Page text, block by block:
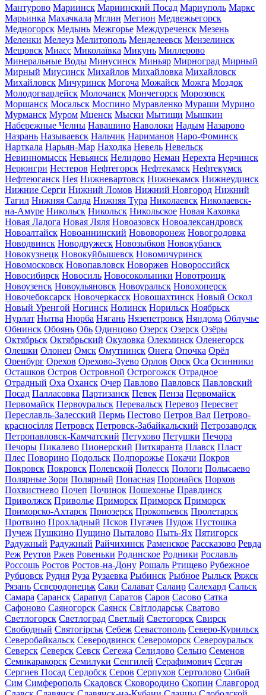
Мантурово Мариинск Мариинский Посад Мариуполь Маркс
Марьинка Махачкала Мглин Мегион Медвежьегорск
Медногорск Медынь Межгорье Междуреченск Мезень
Меленки Мелеуз Мелитополь Менделеевск Мензелинск
Мещовск Миасс Миколаївка Микунь Миллерово
Минеральные Воды Минусинск Миньяр Мирноград Мирный
Мирный Миусинск Михайлов Михайловка Михайловск
Михайловск Мичуринск Могоча Можайск Можга Моздок
Молодогвардейск Молочанск Мончегорск Морозовск
Моршанск Мосальск Моспино Муравленко Мураши Мурино
Мурманск Муром Мценск Мыски Мытищи Мышкин
Набережные Челны Навашино Наволоки Надым Назарово
Назрань Называевск Нальчик Нариманов Наро-Фоминск
Нарткала Нарьян-Мар Находка Невель Невельск
Невинномысск Невьянск Нелидово Неман Нерехта Нерчинск
Нерюнгри Нестеров Нефтегорск Нефтекамск Нефтекумск
Нефтеюганск Нея Нижневартовск Нижнекамск Нижнеудинск
Нижние Серги Нижний Ломов Нижний Новгород Нижний
Тагил Нижняя Салда Нижняя Тура Николаевск Николаевск-
на-Амуре Никольск Никольск Никольское Новая Каховка
Новая Ладога Новая Ляля Новоазовск Новоалександровск
Новоалтайск Новоаннинский Нововоронеж Новогродовка
Новодвинск Новодружеск Новозыбков Новокубанск
Новокузнецк Новокуйбышевск Новомичуринск
Новомосковск Новопавловск Новоржев Новороссийск
Новосибирск Новосиль Новосокольники Новотроицк
Новоузенск Новоульяновск Новоуральск Новохоперск
Новочебоксарск Новочеркасск Новошахтинск Новый Оскол
Новый Уренгой Ногинск Нолинск Норильск Ноябрьск
Нурлат Нытва Нюрба Нягань Нязепетровск Няндома Облучье
Обнинск Обоянь Обь Одинцово Озерск Озерск Озёры
Октябрьск Октябрьский Окуловка Олекминск Оленегорск
Олешки Олонец Омск Омутнинск Онега Опочка Орёл
Оренбург Орехов Орехово-Зуево Орлов Орск Оса Осинники
Осташков Остров Островной Острогожск Отрадное
Отрадный Оха Оханск Очер Павлово Павловск Павловский
Посад Палласовка Партизанск Певек Пенза Первомайск
Первомайск Первоуральск Перевальск Перевоз Пересвет
Переславль-Залесский Пермь Пестово Петров Вал Петрово-
красносілля Петровск Петровск-Забайкальский Петрозаводск
Петропавловск-Камчатский Петухово Петушки Печора
Печоры Пикалево Пионерский Питкяранта Плавск Пласт
Плес Поворино Подольск Подпорожье Покачи Покров
Покровск Покровск Полевской Полесск Пологи Полысаево
Полярные Зори Полярный Попасная Поронайск Порхов
Похвистнево Почеп Починок Пошехонье Правдинск
Приволжск Приволье Приморск Приморск Приморск
Приморско-Ахтарск Приозерск Прокопьевск Пролетарск
Протвино Прохладный Псков Пугачев Пудож Пустошка
Пучеж Пушкино Пущино Пыталово Пыть-Ях Пятигорск
Радужный Радужный Райчихинск Раменское Рассказово Ревда
Реж Реутов Ржев Ровеньки Родинское Родники Рославль
Россошь Ростов Ростов-на-Дону Рошаль Ртищево Рубежное
Рубцовск Рудня Руза Рузаевка Рыбинск Рыбное Рыльск Ряжск
Рязань Сєвєродонецьк Саки Салават Салаир Салехард Сальск
Самара Саранск Сарапул Саратов Саров Сасово Сатка
Сафоново Саяногорск Саянск Світлодарськ Сватово
Светлогорск Светлоград Светлый Светогорск Свирск
Свободный Святогірськ Себеж Севастополь Северо-Курильск
Северобайкальск Северодвинск Североморск Североуральск
Северск Северск Севск Сегежа Селидово Сельцо Семенов
Семикаракорск Семилуки Сенгилей Серафимович Сергач
Сергиев Посад Сердобск Серов Серпухов Сертолово Сибай
Сим Симферополь Скадовск Сковородино Скопин Славгород